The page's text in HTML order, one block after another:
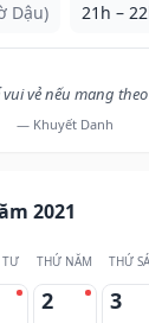
Dậu) 21h –
vẻ nếu mang
— Khuyết Danh
2021
TƯ THỨ NĂM THỨ
2 3